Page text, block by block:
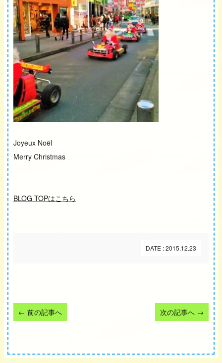
Joyeux Noël
Merry Christmas
BLOG TOPはこちら
DATE : 2015.12.23
← 前の記事へ 次の記事へ →